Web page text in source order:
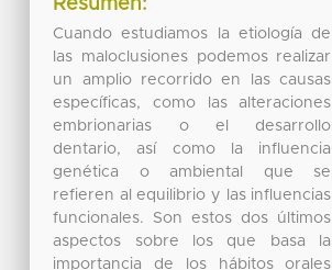
Resumen:
Cuando estudiamos la etiología de
las maloclusiones podemos realizar
un amplio recorrido en las causas
específicas, como las alteraciones
embrionarias o el desarrollo
dentario, así como la influencia
genética o ambiental que se
refieren al equilibrio y las influencias
funcionales. Son estos dos últimos
aspectos sobre los que basa la
importancia de los hábitos orales